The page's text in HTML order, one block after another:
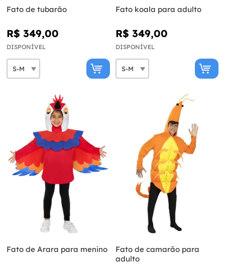
Fato de tubarão
R$ 349,00
DISPONÍVEL
Fato koala para adulto
R$ 349,00
DISPONÍVEL
Fato de Arara para menino
Fato de camarão para
adulto